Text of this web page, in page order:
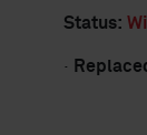
Status:
·